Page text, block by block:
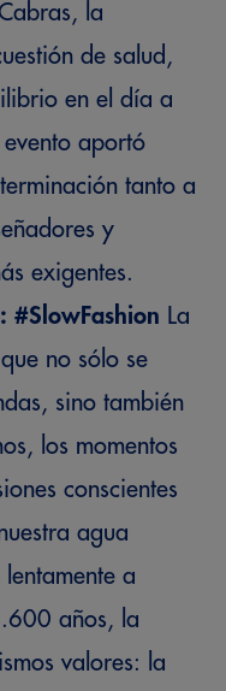
la
de salud,
en el día a
aportó
tanto a
y
exigentes.
#SlowFashion La
no sólo se
sino también
los momentos
conscientes
agua
a
años, la
valores: la